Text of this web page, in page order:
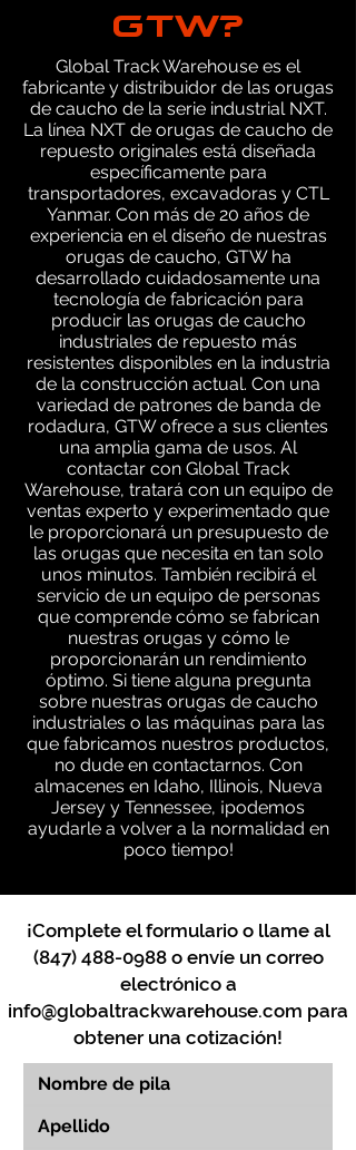
GTW?
Global Track Warehouse es el
fabricante y distribuidor de las orugas
de caucho de la serie industrial NXT.
La línea NXT de orugas de caucho de
repuesto originales está diseñada
específicamente para
transportadores, excavadoras y CTL
Yanmar. Con más de 20 años de
experiencia en el diseño de nuestras
orugas de caucho, GTW ha
desarrollado cuidadosamente una
tecnología de fabricación para
producir las orugas de caucho
industriales de repuesto más
resistentes disponibles en la industria
de la construcción actual. Con una
variedad de patrones de banda de
rodadura, GTW ofrece a sus clientes
una amplia gama de usos. Al
contactar con Global Track
Warehouse, tratará con un equipo de
ventas experto y experimentado que
le proporcionará un presupuesto de
las orugas que necesita en tan solo
unos minutos. También recibirá el
servicio de un equipo de personas
que comprende cómo se fabrican
nuestras orugas y cómo le
proporcionarán un rendimiento
óptimo. Si tiene alguna pregunta
sobre nuestras orugas de caucho
industriales o las máquinas para las
que fabricamos nuestros productos,
no dude en contactarnos. Con
almacenes en Idaho, Illinois, Nueva
Jersey y Tennessee, ¡podemos
ayudarle a volver a la normalidad en
poco tiempo!
¡Complete el formulario o llame al
(847) 488-0988o envíe un correo
electrónico a
info@globaltrackwarehouse.com para
obtener una cotización!